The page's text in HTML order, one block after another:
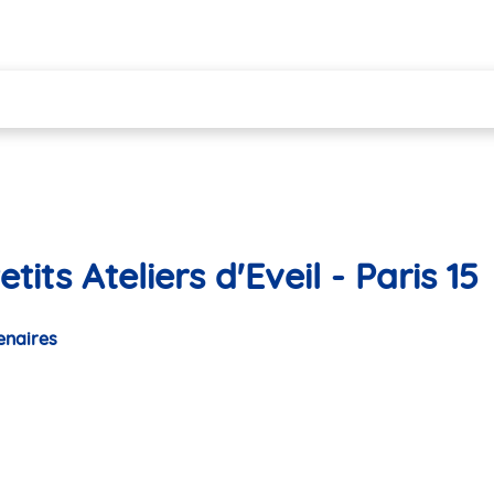
Ateliers d'Eveil - Paris 15